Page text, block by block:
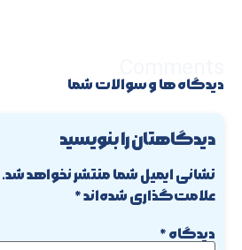
دیدگاه ها و سوالات شما
دیدگاهتان را بنویسید
نشانی ایمیل شما منتشر نخواهد شد.
علامت‌گذاری شده‌اند*
دیدگاه*